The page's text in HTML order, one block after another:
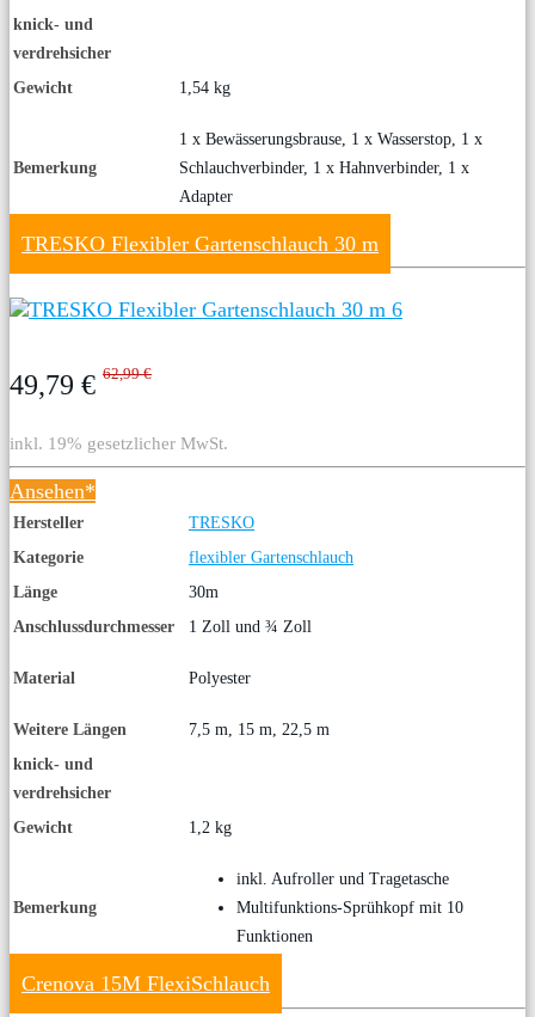
knick- und
verdrehsicher
Gewicht
1,54 kg
Bemerkung
1 x Bewässerungsbrause, 1 x Wasserstop, 1 x
Schlauchverbinder, 1 x Hahnverbinder, 1 x
Adapter
TRESKO Flexibler Gartenschlauch 30 m
49,79 € 62,99 €
inkl. 19% gesetzlicher MwSt.
Ansehen*
Hersteller
TRESKO
Kategorie
flexibler Gartenschlauch
Länge
30m
Anschlussdurchmesser
1 Zoll und ¾ Zoll
Material Polyester
Weitere Längen
7,5 m, 15 m, 22,5 m
knick- und
verdrehsicher
Gewicht
1,2 kg
Bemerkung
inkl. Aufroller und Tragetasche
Multifunktions-Sprühkopf mit 10
Funktionen
Crenova 15M FlexiSchlauch